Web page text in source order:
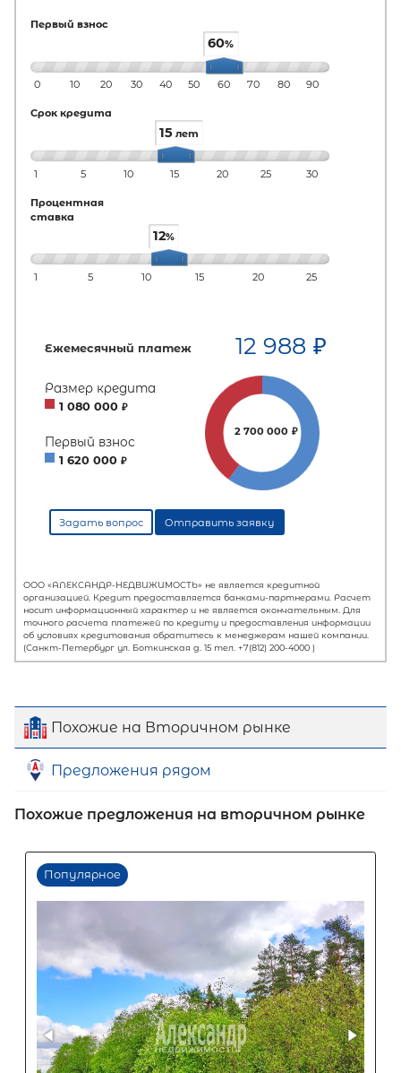
60%
0 10 20 30 40 50 60 70 80
Похожие на Вторичном рынке
Предложения рядом
Похожие предложения на вторичном рынке